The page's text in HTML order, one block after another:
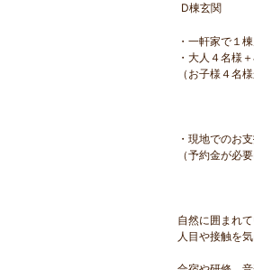
D棟玄関
・一軒家で１
・大人４名様
（お子様４名
・現地でのお
（予約金が必
自然に囲まれ
人目や接触を